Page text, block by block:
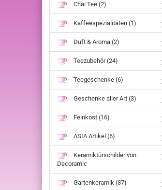
Chai Tee (2)
Kaffeespezialitäten (1)
Duft & Aroma (2)
Teezubehör (24)
Teegeschenke (6)
Geschenke aller Art (3)
Feinkost (16)
ASIA Artikel (6)
Keramiktürschilder von
Decoramic
Gartenkeramik (37)